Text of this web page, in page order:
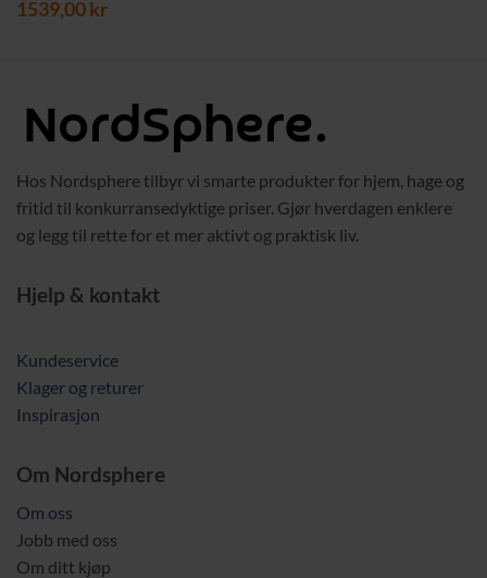
1539,00kr
Hos Nordsphere tilbyr vi smarte produkter for hjem, hage og
fritid til konkurransedyktige priser. Gjør hverdagen enklere
og legg til rette for et mer aktivt og praktisk liv.
Hjelp & kontakt
Kundeservice
Klager og returer
Inspirasjon
Om Nordsphere
Om oss
Jobb med oss
Om ditt kjøp